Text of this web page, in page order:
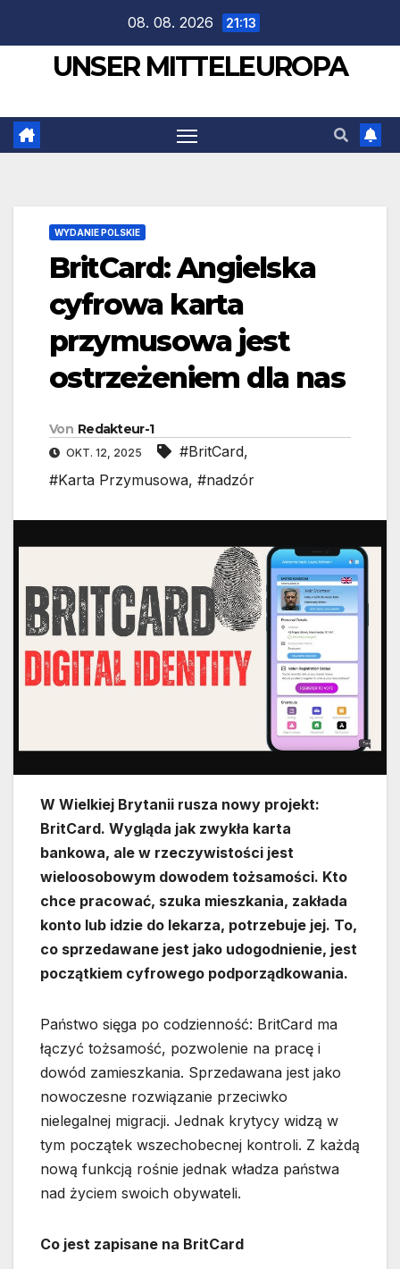
springen
08. 08. 2026 21:13
UNSER MITTELEUROPA
WYDANIE POLSKIE
BritCard: Angielska
cyfrowa karta
przymusowa jest
ostrzeżeniem dla nas
Von Redakteur-1
OKT. 12, 2025 #BritCard,
#Karta Przymusowa, #nadzór
W Wielkiej Brytanii rusza nowy projekt:
BritCard. Wygląda jak zwykła karta
bankowa, ale w rzeczywistości jest
wieloosobowym dowodem tożsamości. Kto
chce pracować, szuka mieszkania, zakłada
konto lub idzie do lekarza, potrzebuje jej. To,
co sprzedawane jest jako udogodnienie, jest
początkiem cyfrowego podporządkowania.
Państwo sięga po codzienność: BritCard ma
łączyć tożsamość, pozwolenie na pracę i
dowód zamieszkania. Sprzedawana jest jako
nowoczesne rozwiązanie przeciwko
nielegalnej migracji. Jednak krytycy widzą w
tym początek wszechobecnej kontroli. Z każdą
nową funkcją rośnie jednak władza państwa
nad życiem swoich obywateli.
Co jest zapisane na BritCard